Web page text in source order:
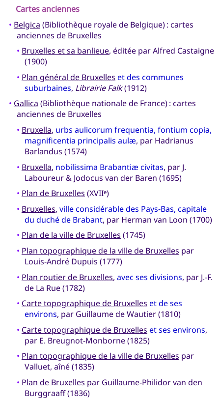
Cartes anciennes
• Belgica (Bibliothèque royale de Belgique) : cartes
anciennes de Bruxelles
• Bruxelles et sa banlieue, éditée par Alfred Castaigne
(1900)
• Plan général de Bruxelles et des communes
suburbaines, Librairie Falk(1912)
• Gallica (Bibliothèque nationale de France) : cartes
anciennes de Bruxelles
• Bruxella, urbs aulicorum frequentia, fontium copia,
magnificentia principalis aulæ, par Hadrianus
Barlandus (1574)
• Bruxella, nobilissima Brabantiæ civitas, par J.
Laboureur & Jodocus van der Baren (1695)
• Plan de Bruxelles (XVIIe)
• Bruxelles, ville considérable des Pays-Bas, capitale
du duché de Brabant, par Herman van Loon (1700)
• Plan de la ville de Bruxelles (1745)
• Plan topographique de la ville de Bruxelles par
Louis-André Dupuis (1777)
• Plan routier de Bruxelles, avec ses divisions, par J.-F.
de La Rue (1782)
• Carte topographique de Bruxelles et de ses
environs, par Guillaume de Wautier (1810)
• Carte topographique de Bruxelles et ses environs,
par E. Breugnot-Monborne (1825)
• Plan topographique de la ville de Bruxelles par
Valluet, aîné (1835)
• Plan de Bruxelles par Guillaume-Philidor van den
Burggraaff (1836)